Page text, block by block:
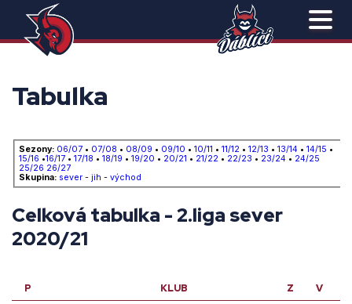
Tabulka
Sezony: 06/07 • 07/08 • 08/09 • 09/10 • 10/11 • 11/12 • 12/13 • 13/14 • 14/15 •
15/16 •16/17 • 17/18 • 18/19 • 19/20 • 20/21 • 21/22 • 22/23 • 23/24 • 24/25
25/26 26/27
Skupina: sever - jih - východ
Celková tabulka - 2.liga sever
2020/21
P KLUB Z V